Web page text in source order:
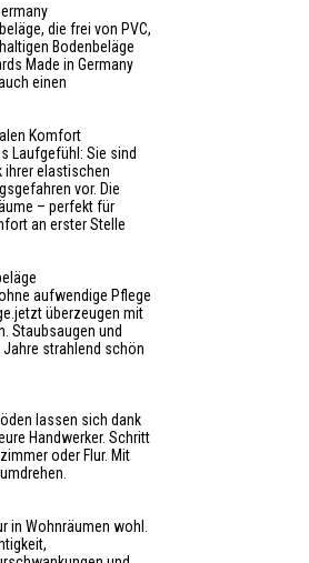
die frei von PVC,
Bodenbeläge
Made in Germany
einen
Komfort
Laufgefühl: Sie sind
ihrer elastischen
vor. Die
– perfekt für
an erster Stelle
aufwendige Pflege
überzeugen mit
Staubsaugen und
strahlend schön
lassen sich dank
Handwerker. Schritt
oder Flur. Mit
in Wohnräumen wohl.